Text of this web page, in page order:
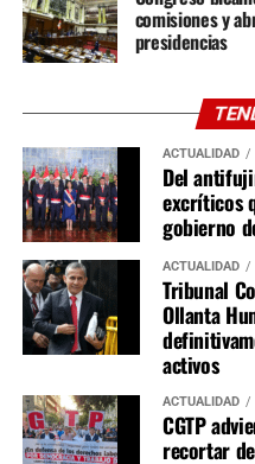
Digital.
En la Cámara de
ordinarias. Siete tendrán
Constitución, Economía,
mientras que las nueve
por 20 miembros,
y Minas, Salud, Trabajo,
Innovación Tecnológica.
comisiones especiales,
Constitucionales y Ética
integrada por un
Aunque la
acordada, aún falta definir
titulares y suplentes, así
comisiones y
presidencias
ACTUALIDAD
Del
excríticos
gobierno
ACTUALIDAD
Tribunal
Ollanta
activos
ACTUALIDAD
CGTP
recortar